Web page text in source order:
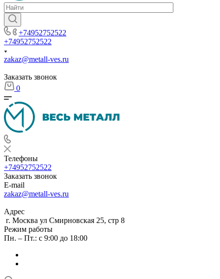
+74952752522
+74952752522
zakaz@metall-ves.ru
Заказать звонок
0
Телефоны
+74952752522
Заказать звонок
E-mail
zakaz@metall-ves.ru
Адрес
г. Москва ул Смирновская 25, стр 8
Режим работы
Пн. – Пт.: с 9:00 до 18:00